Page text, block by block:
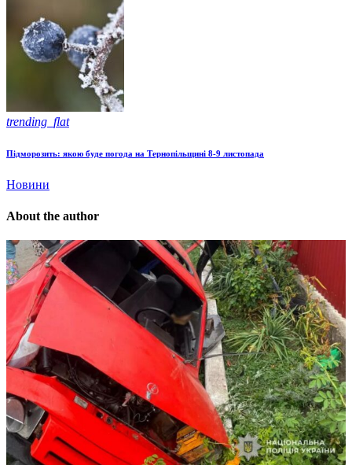
trending_flat
Підморозить: якою буде погода на Тернопільщині 8-9 листопада
Новини
About the author